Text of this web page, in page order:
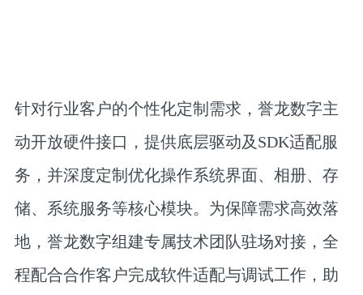
针对行业客户的个性化定制需求，誉龙数字主
动开放硬件接口，提供底层驱动及SDK适配服
务，并深度定制优化操作系统界面、相册、存
储、系统服务等核心模块。为保障需求高效落
地，誉龙数字组建专属技术团队驻场对接，全
程配合合作客户完成软件适配与调试工作，助